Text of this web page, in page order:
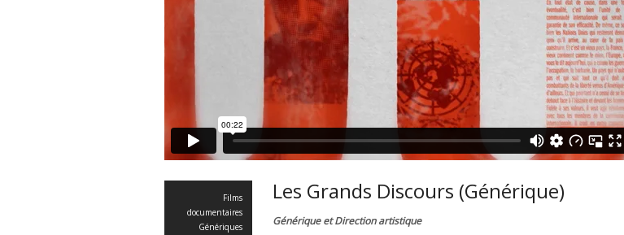
Films
documentaires
Génériques
Les Grands Discours (Générique)
Générique et Direction artistique